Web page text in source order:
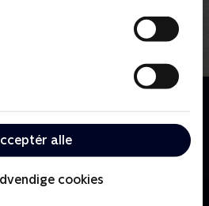
alle
cookies
Jim Hacker er steget i